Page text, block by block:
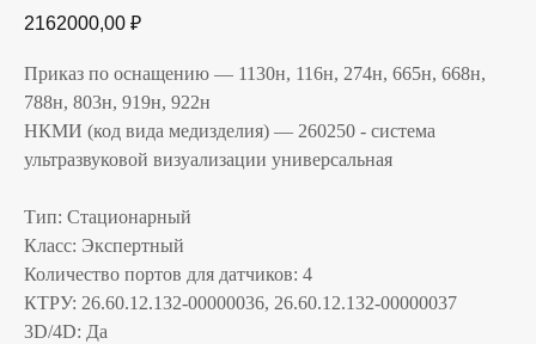
2162000,00 ₽
Приказ по оснащению — 1130н, 116н, 274н, 665н, 668н,
788н, 803н, 919н, 922н
НКМИ (код вида медизделия) — 260250 - система
ультразвуковой визуализации универсальная
Тип: Стационарный
Класс: Экспертный
Количество портов для датчиков: 4
КТРУ: 26.60.12.132-00000036, 26.60.12.132-00000037
3D/4D: Да